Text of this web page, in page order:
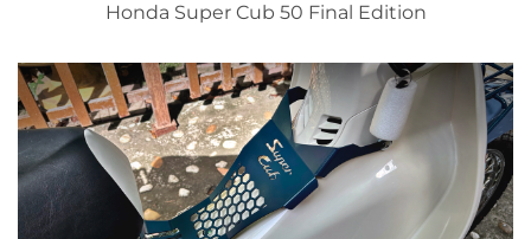
Honda Super Cub 50 Final Edition